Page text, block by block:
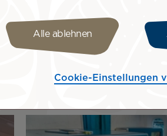
schönen
anerkennen, spornen
für den größtmöglichen
Alle ablehnen
Cookie-Einstellungen